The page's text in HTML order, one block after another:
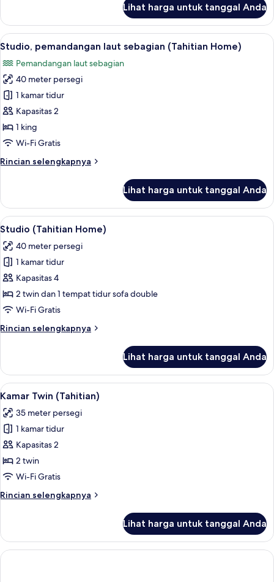
Studio,
akses
difabel
(Tahitian
Home
PMR)
Lihat harga untuk tanggal Anda
Lihat
semua
foto
untuk
Studio,
pemandangan
laut
sebagian
Home)
Seprai katun Mesir, seprai premium,
9
Studio, pemandangan laut sebagian (Tahitian Home)
Pemandangan laut sebagian
40 meter persegi
1 kamar tidur
Kapasitas 2
1 king
Wi-Fi Gratis
Rincian selengkapnya
Rincian
Studio,
pemandangan
laut
sebagian
(Tahitian
Home)
Lihat harga untuk tanggal Anda
Lihat
semua
foto
untuk
Studio
(Tahitian
Home)
Seprai katun Mesir, seprai premium,
7
Studio (Tahitian Home)
40 meter persegi
1 kamar tidur
Kapasitas 4
2 twin dan 1 tempat tidur sofa double
Wi-Fi Gratis
Rincian selengkapnya
Rincian
Studio
(Tahitian
Home)
Lihat harga untuk tanggal Anda
Lihat
semua
foto
untuk
Kamar
Twin
(Tahitian)
Kamar Twin (Tahitian) | Seprai katun
5
Kamar Twin (Tahitian)
35 meter persegi
1 kamar tidur
Kapasitas 2
2 twin
Wi-Fi Gratis
Rincian selengkapnya
Rincian
Kamar
Twin
(Tahitian)
Lihat harga untuk tanggal Anda